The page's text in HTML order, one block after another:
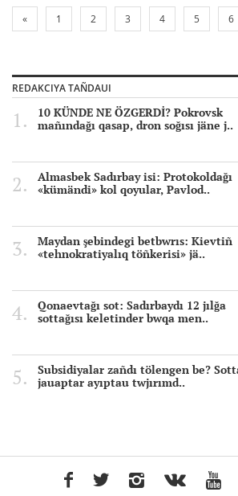
« 1 2 3 4 5 6
REDAKCIYA TAÑDAUI
10 KÜNDE NE ÖZGERDİ? Pokrovsk
mañındağı qasap, dron soğısı jäne j..
Almasbek Sadırbay isi: Protokoldağı
«kümändi» kol qoyular, Pavlod..
Maydan şebindegi betbwrıs: Kievtiñ
«tehnokratiyalıq töñkerisi» jä..
Qonaevtağı sot: Sadırbaydı 12 jılğa
sottağısı keletinder bwqa men..
Subsidiyalar zañdı tölengen be?
jauaptar ayıptau twjırımd..